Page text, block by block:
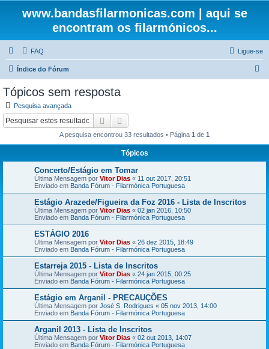
www.bandasfilarmonicas.com | aqui se
encontram os filarmónicos...
FAQ Ligue-se
Índice do Fórum
Tópicos sem resposta
Pesquisa avançada
Pesquisar
A pesquisa encontrou 33 resultados • Página 1 de 1
Tópicos
Concerto/Estágio em Tomar
Última Mensagem por Vitor Dias « 11 out 2017, 20:51
Enviado em Banda Fórum - Filarmónica Portuguesa
Estágio Arazede/Figueira da Foz 2016 - Lista de Inscritos
Última Mensagem por Vitor Dias « 02 jan 2016, 10:50
Enviado em Banda Fórum - Filarmónica Portuguesa
ESTÁGIO 2016
Última Mensagem por Vitor Dias « 26 dez 2015, 18:49
Enviado em Banda Fórum - Filarmónica Portuguesa
Estarreja 2015 - Lista de Inscritos
Última Mensagem por Vitor Dias « 24 jan 2015, 00:25
Enviado em Banda Fórum - Filarmónica Portuguesa
Estágio em Arganil - PRECAUÇÕES
Última Mensagem por José S. Rodrigues « 05 nov 2013, 14:00
Enviado em Banda Fórum - Filarmónica Portuguesa
Arganil 2013 - Lista de Inscritos
Última Mensagem por Vitor Dias « 02 out 2013, 14:07
Enviado em Banda Fórum - Filarmónica Portuguesa